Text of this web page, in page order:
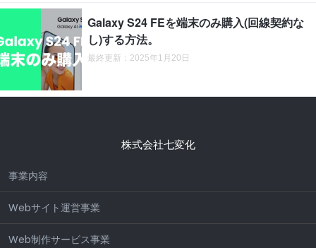
Galaxy S24 FEを端末のみ購入(回線契約な
し)する方法。
最終更新：2025年1月20日
株式会社七変化
事業内容
Webサイト運営事業
Web制作サービス事業